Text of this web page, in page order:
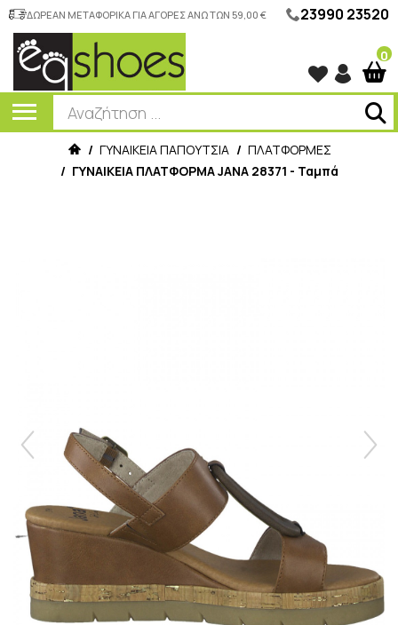
ΔΩΡΕΑΝ ΜΕΤΑΦΟΡΙΚΑ ΓΙΑ ΑΓΟΡΕΣ ΑΝΩ ΤΩΝ 59,00 € 23990 23520
0
/ ΓΥΝΑΙΚΕΙΑ ΠΑΠΟΥΤΣΙΑ / ΠΛΑΤΦΟΡΜΕΣ
/ ΓΥΝΑΙΚΕΙΑ ΠΛΑΤΦΟΡΜΑ JANA 28371 - Ταμπά